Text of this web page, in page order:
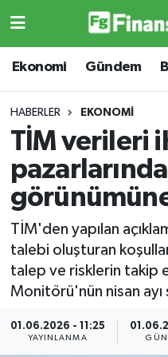
Ekonomi Gündem
HABERLER EKONOMI
TİM verileri
TİM'den yapılan
talebi oluşturan
talep ve risklerin takip
Monitörü'nün nisan ayı
01.06.2026 - 11:25
YAYINLANMA
Ekonomi
Borsa
Emlak
Emtia
Otomobil
Hakkımızda
Ekonomi
Borsa
Emlak
Otomobil
Emtia
Yapay Zeka